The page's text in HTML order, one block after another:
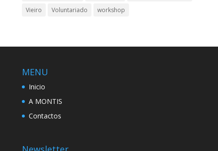
Vieiro
Voluntariado workshop
MENU
Inicio
A MONTIS
Contactos